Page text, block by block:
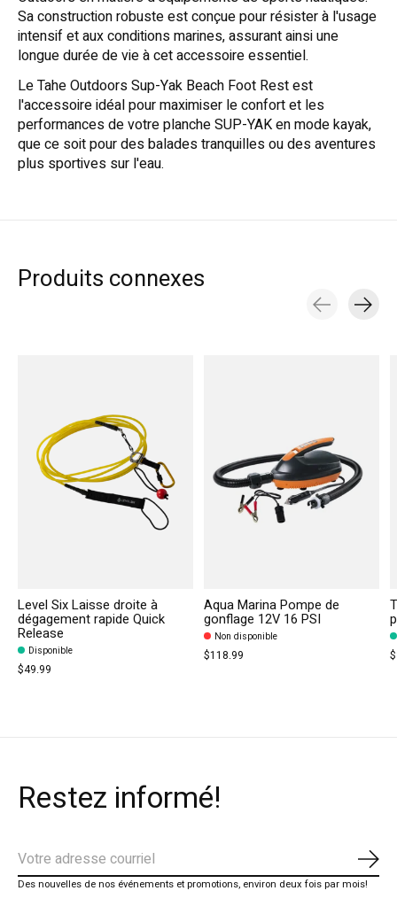
Sa construction robuste est conçue pour résister à l'usage
intensif et aux conditions marines, assurant ainsi une
longue durée de vie à cet accessoire essentiel.
Le Tahe Outdoors Sup-Yak Beach Foot Rest est
l'accessoire idéal pour maximiser le confort et les
performances de votre planche SUP-YAK en mode kayak,
que ce soit pour des balades tranquilles ou des aventures
plus sportives sur l'eau.
Produits connexes
Level Six Laisse droite à
dégagement rapide Quick
Release
Disponible
$49.99
Aqua Marina Pompe de
gonflage 12V 16 PSI
Non disponible
$118.99
Restez informé!
Des nouvelles de nos événements et promotions, environ deux fois par mois!